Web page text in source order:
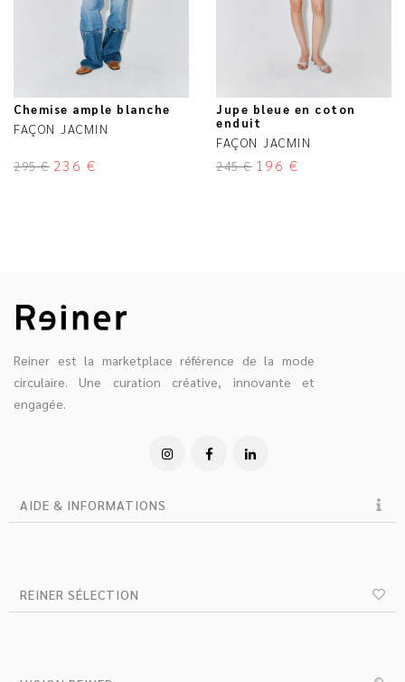
Chemise ample blanche
FAÇON JACMIN
295€ 236 €
Jupe bleue en coton
enduit
FAÇON JACMIN
245€ 196 €
Reiner est la marketplace référence de la mode
circulaire. Une curation créative, innovante et
engagée.
AIDE & INFORMATIONS
REINER SÉLECTION